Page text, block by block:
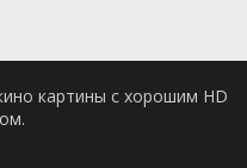
картины с хорошим HD